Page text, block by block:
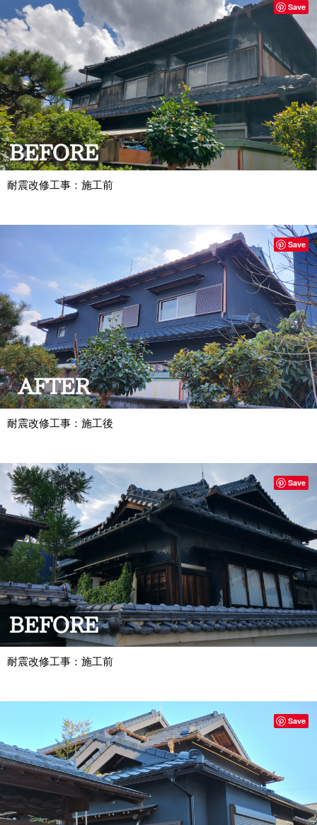
耐震改修工事：施工前
Save
耐震改修工事：施工後
Save
耐震改修工事：施工前
Save
Save